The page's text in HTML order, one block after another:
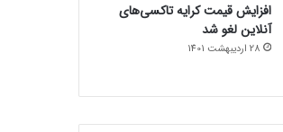
افزایش قیمت کرایه تاکسی‌های
آنلاین لغو شد
28 اردیبهشت 1401